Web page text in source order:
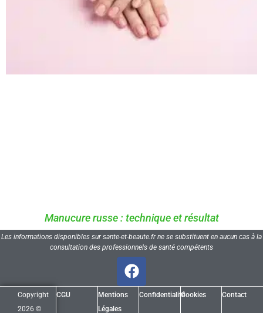
Manucure russe : technique et résultat
Les informations disponibles sur sante-et-beaute.fr ne se substituent en aucun cas à la
consultation des professionnels de santé compétents
Copyright
2026 ©
CGU
Mentions
Légales
ConfidentialitéCookies Contact